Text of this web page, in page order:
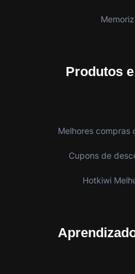
Produtos
Melhores compras
Cupons de
Hotkiwi